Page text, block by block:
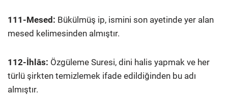
111-Mesed: Bükülmüş ip, ismini son ayetinde yer alan
mesed kelimesinden almıştır.
112-İhlâs: Özgüleme Suresi, dini halis yapmak ve her
türlü şirkten temizlemek ifade edildiğinden bu adı
almıştır.